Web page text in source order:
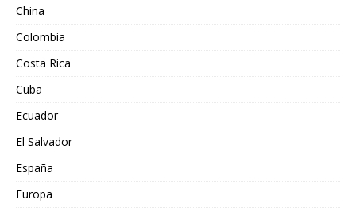
China
Colombia
Costa Rica
Cuba
Ecuador
El Salvador
España
Europa